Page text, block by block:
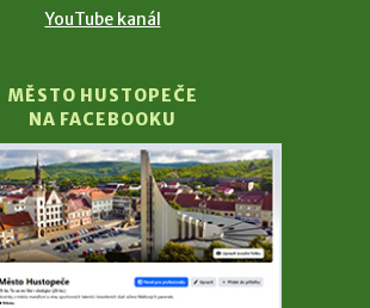
YouTube kanál
MĚSTO HUSTOPEČE
NA FACEBOOKU